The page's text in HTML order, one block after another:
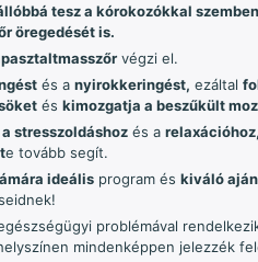
tesz a kórokozókkal
öregedését is.
masszőr végzi el.
és a nyirokkeringést, ezáltal
és kimozgatja a beszűkült
stresszoldáshoz és a relaxációhoz,
e tovább segít.
ideális program és kiváló
problémával
mindenképpen jelezzék